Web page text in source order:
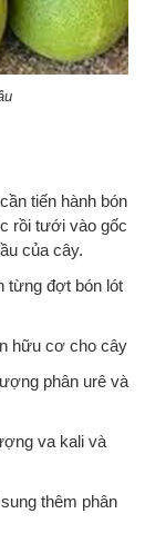
tiến hành bón
rồi tưới vào gốc
của cây.
từng đợt bón lót
hữu cơ cho cây
phân urê và
va kali và
thêm phân